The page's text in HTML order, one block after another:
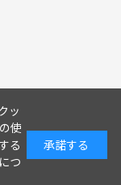
ッ
使
る
つ
承諾する